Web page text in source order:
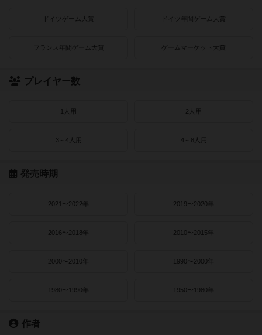
ドイツゲーム大賞 ドイツ年間ゲーム大賞
フランス年間ゲーム大賞 ゲームマーケット大賞
プレイヤー数
1人用 2人用
3～4人用 4～8人用
発売時期
2021〜2022年 2019〜2020年
2016〜2018年 2010〜2015年
2000〜2010年 1990〜2000年
1980〜1990年 1950〜1980年
作者